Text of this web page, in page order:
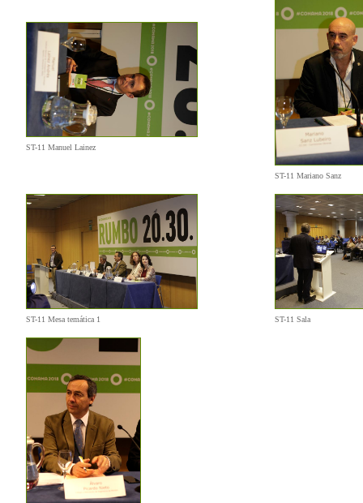
ST-11 Manuel Lainez
ST-11 Mariano Sanz
ST-11 Mesa temática 1 ST-11 Sala